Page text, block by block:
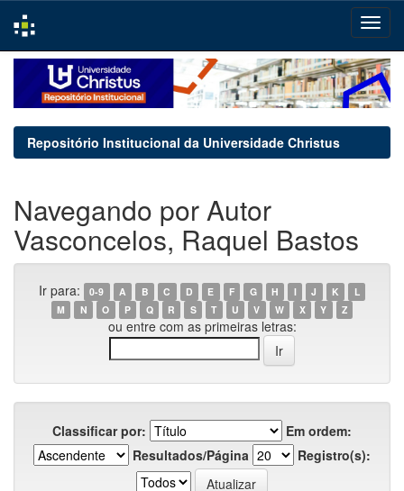
navigation
Repositório Institucional da Universidade Christus
Navegando por Autor
Vasconcelos, Raquel Bastos
Ir para: 0-9 A B C D E F G H I J K
L
M
N O P Q R S T U V W X Y Z
ou entre com as primeiras letras:
Classificar por:
Em ordem:
Resultados/Página
Registro(s):